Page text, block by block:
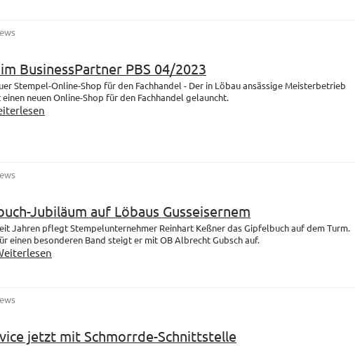
BusinessPartner PBS 04/2023
Stempel-Online-Shop für den Fachhandel - Der in Löbau ansässige Meisterbetrieb
einen neuen Online-Shop für den Fachhandel gelauncht.
Jubiläum auf Löbaus Gusseisernem
Jahren pflegt Stempelunternehmer Reinhart Keßner das Gipfelbuch auf dem Turm.
einen besonderen Band steigt er mit OB Albrecht Gubsch auf.
jetzt mit Schmorrde-Schnittstelle